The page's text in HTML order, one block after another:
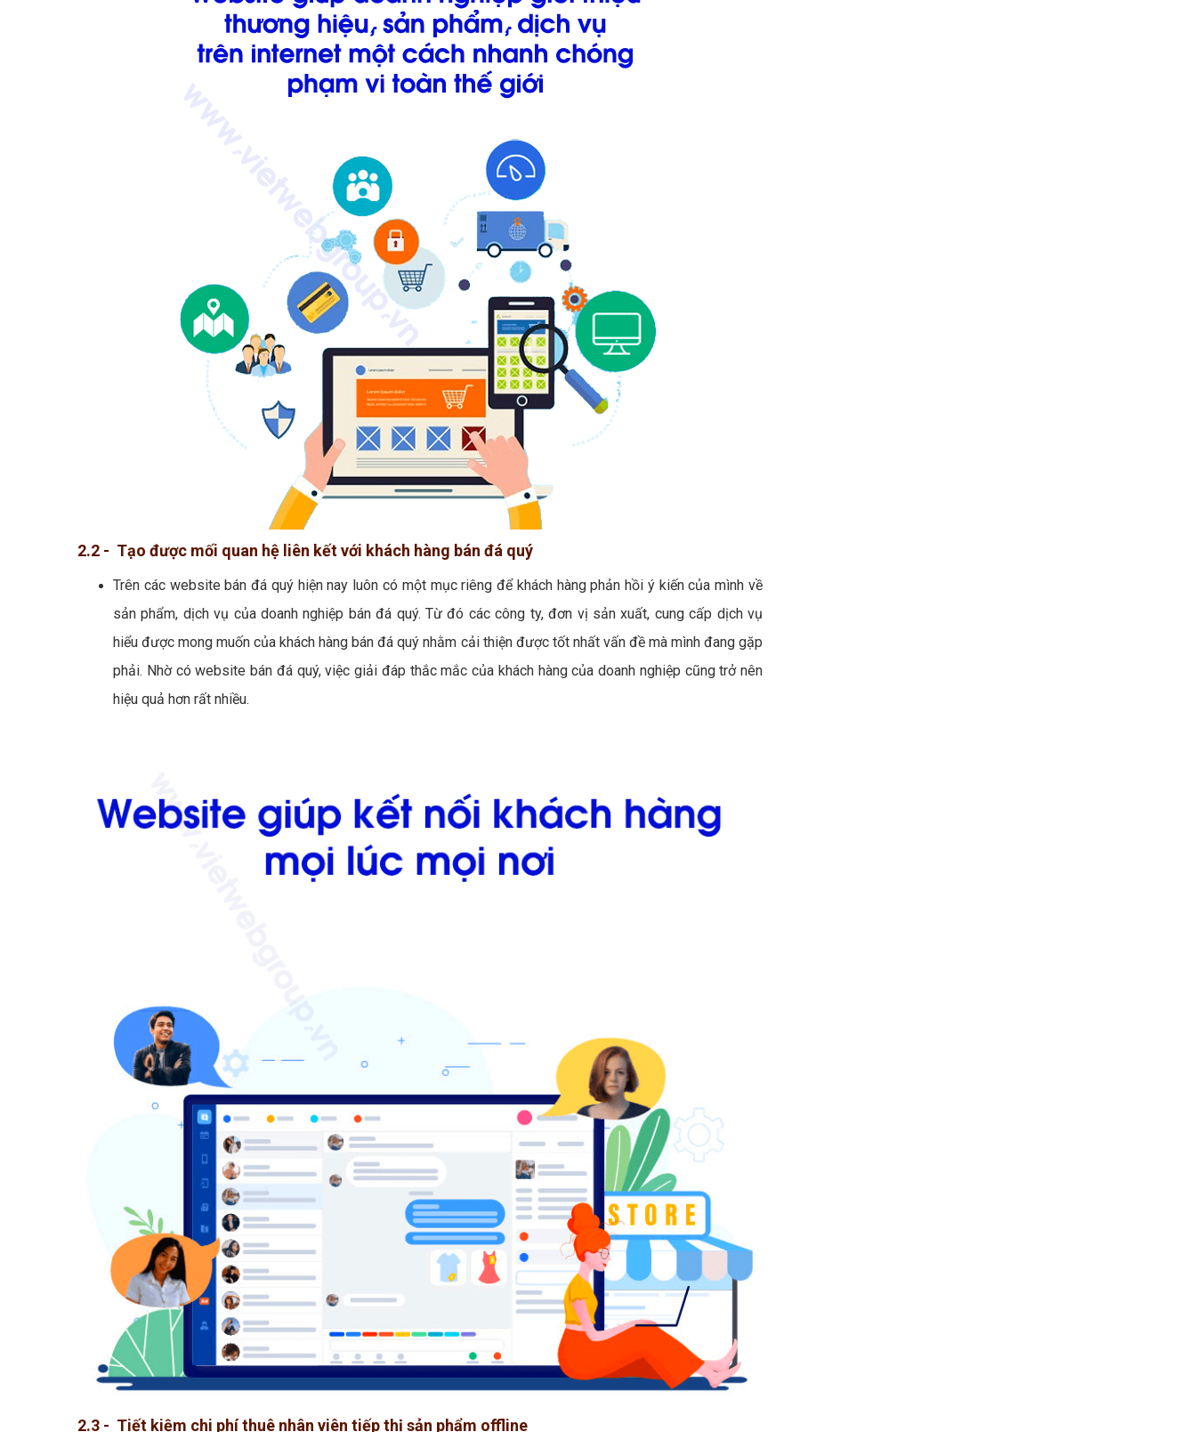
2.2 - Tạo được mối quan hệ liên kết với khách hàng bán đá quý
Trên các website bán đá quý hiện nay luôn có một mục riêng để khách hàng phản hồi ý kiến của mình về
sản phẩm, dịch vụ của doanh nghiệp bán đá quý. Từ đó các công ty, đơn vị sản xuất, cung cấp dịch vụ
hiểu được mong muốn của khách hàng bán đá quý nhằm cải thiện được tốt nhất vấn đề mà mình đang gặp
phải. Nhờ có website bán đá quý, việc giải đáp thắc mắc của khách hàng của doanh nghiệp cũng trở nên
hiệu quả hơn rất nhiều.
2.3 - Tiết kiệm chi phí thuê nhân viên tiếp thị sản phẩm offline